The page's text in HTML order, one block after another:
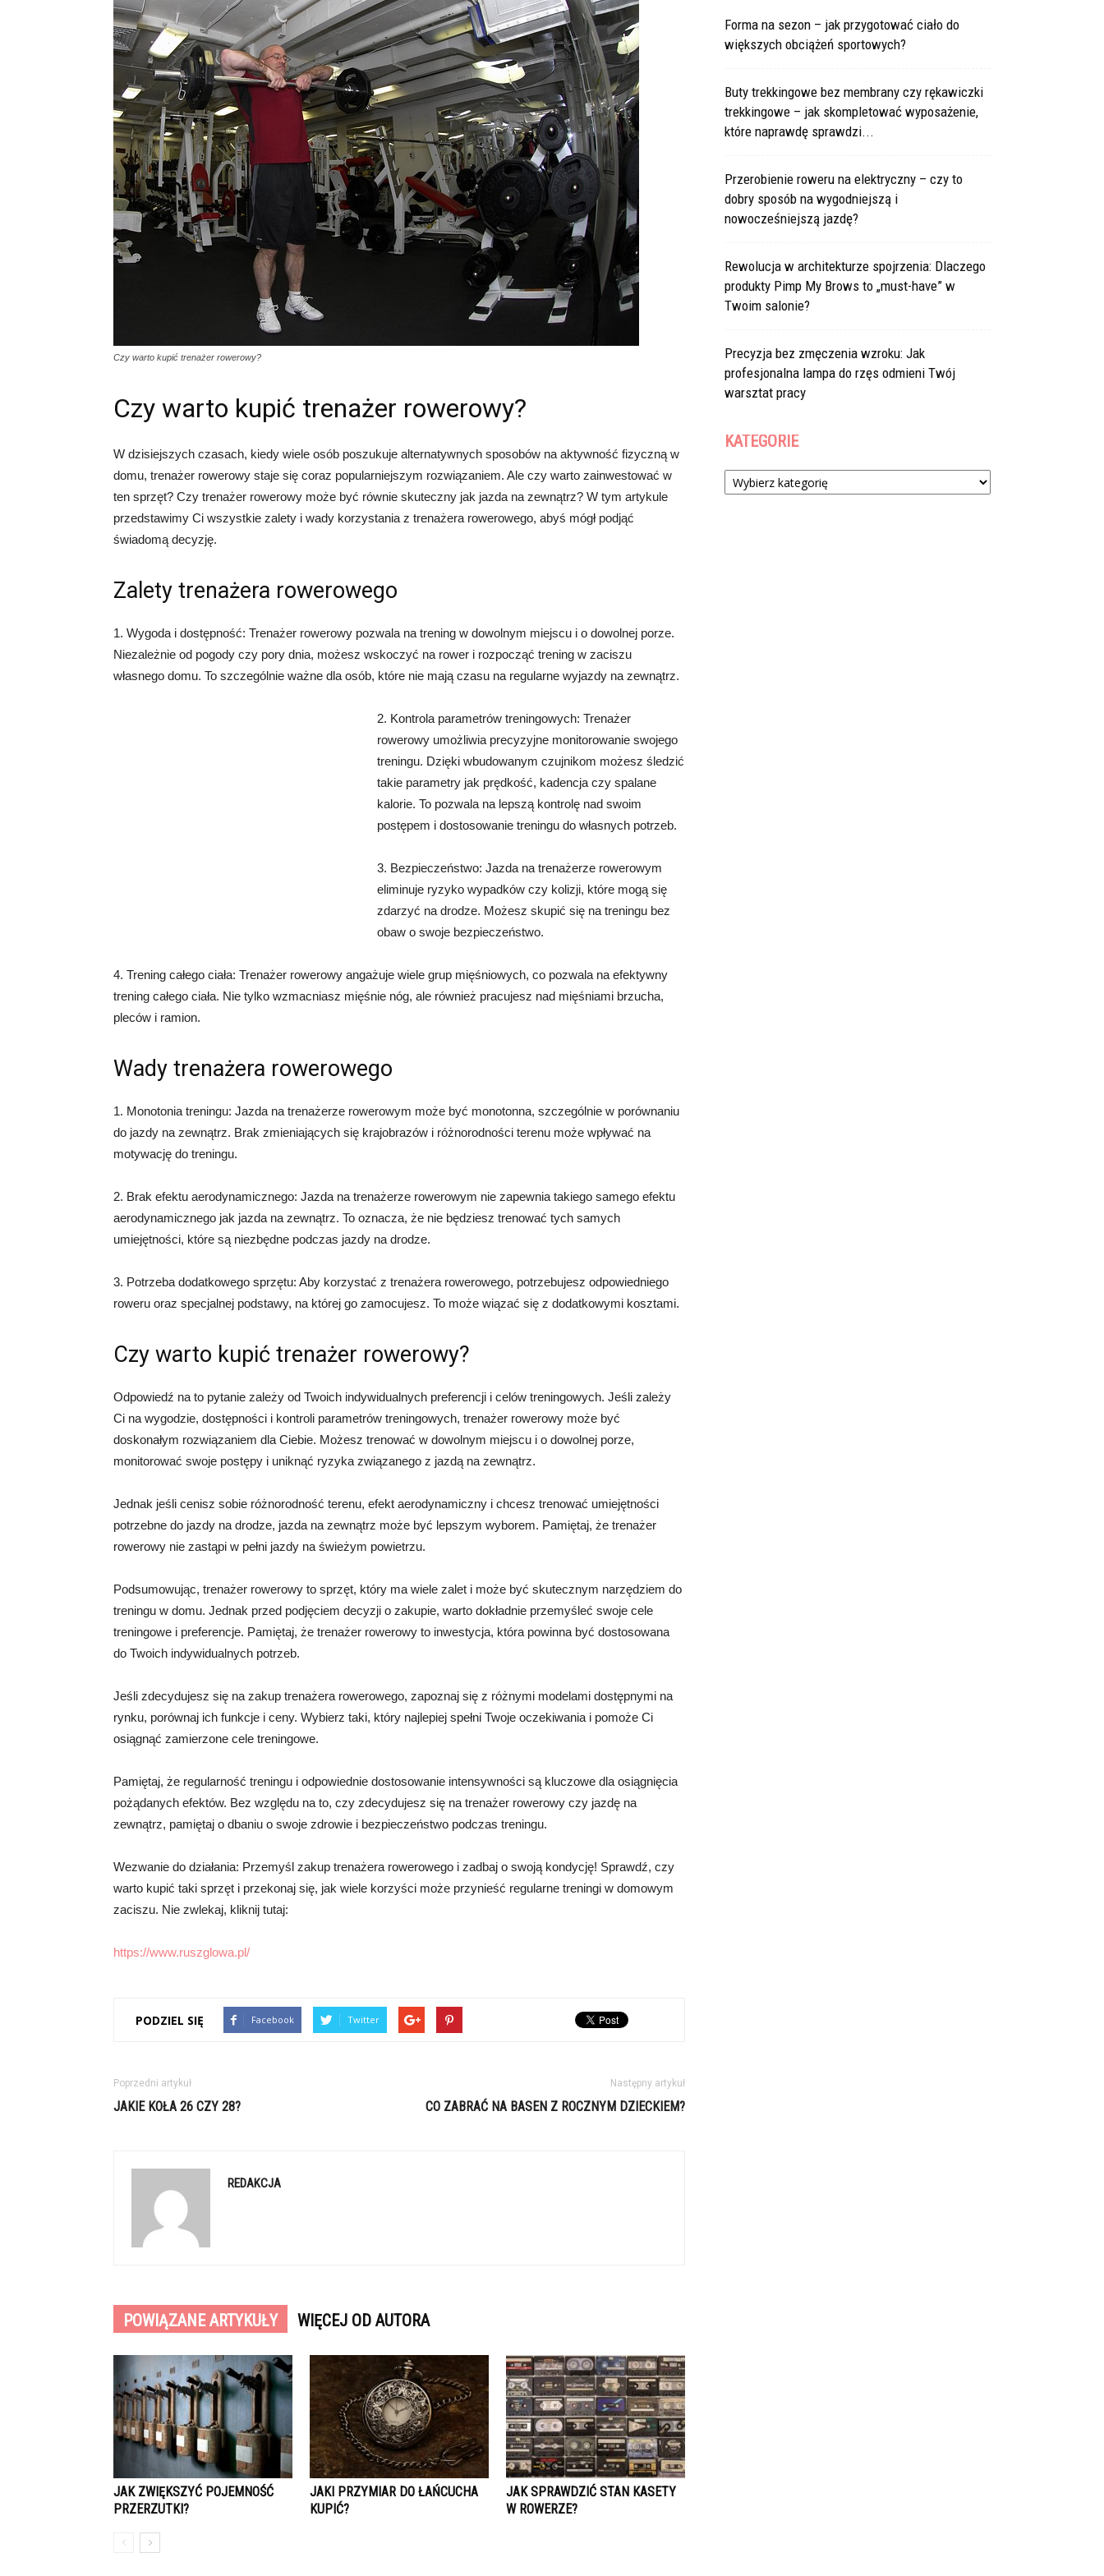
Czy warto kupić trenażer rowerowy?
Czy warto kupić trenażer rowerowy?
W dzisiejszych czasach, kiedy wiele osób poszukuje alternatywnych sposobów na aktywność fizyczną w
domu, trenażer rowerowy staje się coraz popularniejszym rozwiązaniem. Ale czy warto zainwestować w
ten sprzęt? Czy trenażer rowerowy może być równie skuteczny jak jazda na zewnątrz? W tym artykule
przedstawimy Ci wszystkie zalety i wady korzystania z trenażera rowerowego, abyś mógł podjąć
świadomą decyzję.
Zalety trenażera rowerowego
1. Wygoda i dostępność: Trenażer rowerowy pozwala na trening w dowolnym miejscu i o dowolnej porze.
Niezależnie od pogody czy pory dnia, możesz wskoczyć na rower i rozpocząć trening w zaciszu
własnego domu. To szczególnie ważne dla osób, które nie mają czasu na regularne wyjazdy na zewnątrz.
2. Kontrola parametrów treningowych: Trenażer
rowerowy umożliwia precyzyjne monitorowanie swojego
treningu. Dzięki wbudowanym czujnikom możesz śledzić
takie parametry jak prędkość, kadencja czy spalane
kalorie. To pozwala na lepszą kontrolę nad swoim
postępem i dostosowanie treningu do własnych potrzeb.
3. Bezpieczeństwo: Jazda na trenażerze rowerowym
eliminuje ryzyko wypadków czy kolizji, które mogą się
zdarzyć na drodze. Możesz skupić się na treningu bez
obaw o swoje bezpieczeństwo.
4. Trening całego ciała: Trenażer rowerowy angażuje wiele grup mięśniowych, co pozwala na efektywny
trening całego ciała. Nie tylko wzmacniasz mięśnie nóg, ale również pracujesz nad mięśniami brzucha,
pleców i ramion.
Wady trenażera rowerowego
1. Monotonia treningu: Jazda na trenażerze rowerowym może być monotonna, szczególnie w porównaniu
do jazdy na zewnątrz. Brak zmieniających się krajobrazów i różnorodności terenu może wpływać na
motywację do treningu.
2. Brak efektu aerodynamicznego: Jazda na trenażerze rowerowym nie zapewnia takiego samego efektu
aerodynamicznego jak jazda na zewnątrz. To oznacza, że nie będziesz trenować tych samych
umiejętności, które są niezbędne podczas jazdy na drodze.
3. Potrzeba dodatkowego sprzętu: Aby korzystać z trenażera rowerowego, potrzebujesz odpowiedniego
roweru oraz specjalnej podstawy, na której go zamocujesz. To może wiązać się z dodatkowymi kosztami.
Czy warto kupić trenażer rowerowy?
Odpowiedź na to pytanie zależy od Twoich indywidualnych preferencji i celów treningowych. Jeśli zależy
Ci na wygodzie, dostępności i kontroli parametrów treningowych, trenażer rowerowy może być
doskonałym rozwiązaniem dla Ciebie. Możesz trenować w dowolnym miejscu i o dowolnej porze,
monitorować swoje postępy i uniknąć ryzyka związanego z jazdą na zewnątrz.
Jednak jeśli cenisz sobie różnorodność terenu, efekt aerodynamiczny i chcesz trenować umiejętności
potrzebne do jazdy na drodze, jazda na zewnątrz może być lepszym wyborem. Pamiętaj, że trenażer
rowerowy nie zastąpi w pełni jazdy na świeżym powietrzu.
Podsumowując, trenażer rowerowy to sprzęt, który ma wiele zalet i może być skutecznym narzędziem do
treningu w domu. Jednak przed podjęciem decyzji o zakupie, warto dokładnie przemyśleć swoje cele
treningowe i preferencje. Pamiętaj, że trenażer rowerowy to inwestycja, która powinna być dostosowana
do Twoich indywidualnych potrzeb.
Jeśli zdecydujesz się na zakup trenażera rowerowego, zapoznaj się z różnymi modelami dostępnymi na
rynku, porównaj ich funkcje i ceny. Wybierz taki, który najlepiej spełni Twoje oczekiwania i pomoże Ci
osiągnąć zamierzone cele treningowe.
Pamiętaj, że regularność treningu i odpowiednie dostosowanie intensywności są kluczowe dla osiągnięcia
pożądanych efektów. Bez względu na to, czy zdecydujesz się na trenażer rowerowy czy jazdę na
zewnątrz, pamiętaj o dbaniu o swoje zdrowie i bezpieczeństwo podczas treningu.
Wezwanie do działania: Przemyśl zakup trenażera rowerowego i zadbaj o swoją kondycję! Sprawdź, czy
warto kupić taki sprzęt i przekonaj się, jak wiele korzyści może przynieść regularne treningi w domowym
zaciszu. Nie zwlekaj, kliknij tutaj:
https://www.ruszglowa.pl/
PODZIEL SIĘ Facebook Twitter
Poprzedni artykuł
JAKIE KOŁA 26 CZY 28?
Następny artykuł
CO ZABRAĆ NA BASEN Z ROCZNYM DZIECKIEM?
REDAKCJA
POWIĄZANE ARTYKUŁY WIĘCEJ OD AUTORA
JAK ZWIĘKSZYĆ POJEMNOŚĆ
PRZERZUTKI?
JAKI PRZYMIAR DO ŁAŃCUCHA
KUPIĆ?
JAK SPRAWDZIĆ STAN KASETY
W ROWERZE?
Forma na sezon – jak przygotować ciało do
większych obciążeń sportowych?
Buty trekkingowe bez membrany czy rękawiczki
trekkingowe – jak skompletować wyposażenie,
które naprawdę sprawdzi...
Przerobienie roweru na elektryczny – czy to
dobry sposób na wygodniejszą i
nowocześniejszą jazdę?
Rewolucja w architekturze spojrzenia: Dlaczego
produkty Pimp My Brows to „must-have” w
Twoim salonie?
Precyzja bez zmęczenia wzroku: Jak
profesjonalna lampa do rzęs odmieni Twój
warsztat pracy
KATEGORIE
Kategorie